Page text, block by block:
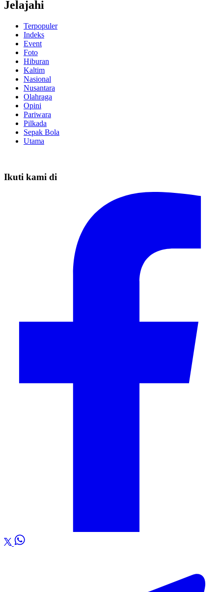
Jelajahi
Terpopuler
Indeks
Event
Foto
Hiburan
Kaltim
Nasional
Nusantara
Olahraga
Opini
Pariwara
Pilkada
Sepak Bola
Utama
Ikuti kami di